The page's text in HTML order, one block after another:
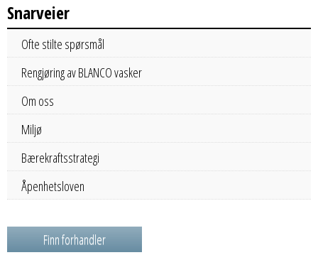
Snarveier
Ofte stilte spørsmål
Rengjøring av BLANCO vasker
Om oss
Miljø
Bærekraftsstrategi
Åpenhetsloven
Finn forhandler